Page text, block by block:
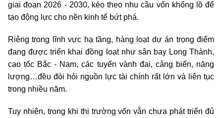
giai đoạn 2026 - 2030, kéo theo nhu cầu vốn khổng lồ để
tạo động lực cho nền kinh tế bứt phá.
Riêng trong lĩnh vực hạ tầng, hàng loạt dự án trọng điểm
đang được triển khai đồng loạt như sân bay Long Thành,
cao tốc Bắc - Nam, các tuyến vành đai, cảng biển, năng
lượng…đều đòi hỏi nguồn lực tài chính rất lớn và liên tục
trong nhiều năm.
Tuy nhiên, trong khi thị trường vốn vẫn chưa phát triển đủ